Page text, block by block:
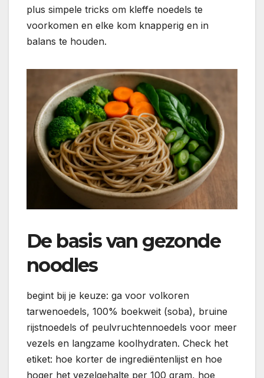
plus simpele tricks om kleffe noedels te
voorkomen en elke kom knapperig en in
balans te houden.
De basis van gezonde
noodles
begint bij je keuze: ga voor volkoren
tarwenoedels, 100% boekweit (soba), bruine
rijstnoedels of peulvruchtennoedels voor meer
vezels en langzame koolhydraten. Check het
etiket: hoe korter de ingrediëntenlijst en hoe
hoger het vezelgehalte per 100 gram, hoe